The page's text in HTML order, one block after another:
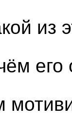
из
его